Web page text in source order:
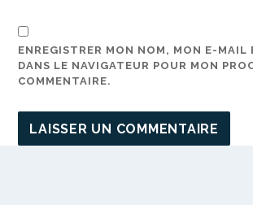
ENREGISTRER MON NOM, MON E-MAIL
DANS LE NAVIGATEUR POUR MON
COMMENTAIRE.